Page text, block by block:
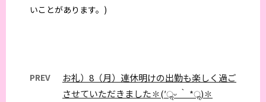
いことがあります。)
PREV
お礼）8（月）連休明けの出勤も楽しく過ご
させていただきました✽(′ॢᵕ ‵ *ॢ)✽